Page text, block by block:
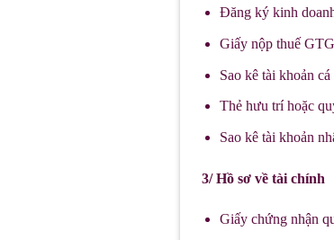
Đăng ký kinh
Giấy nộp thuế
Sao kê tài khoản
Thẻ hưu trí hoặc
Sao kê tài khoản
3/ Hồ sơ về tài chính
Giấy chứng nhận